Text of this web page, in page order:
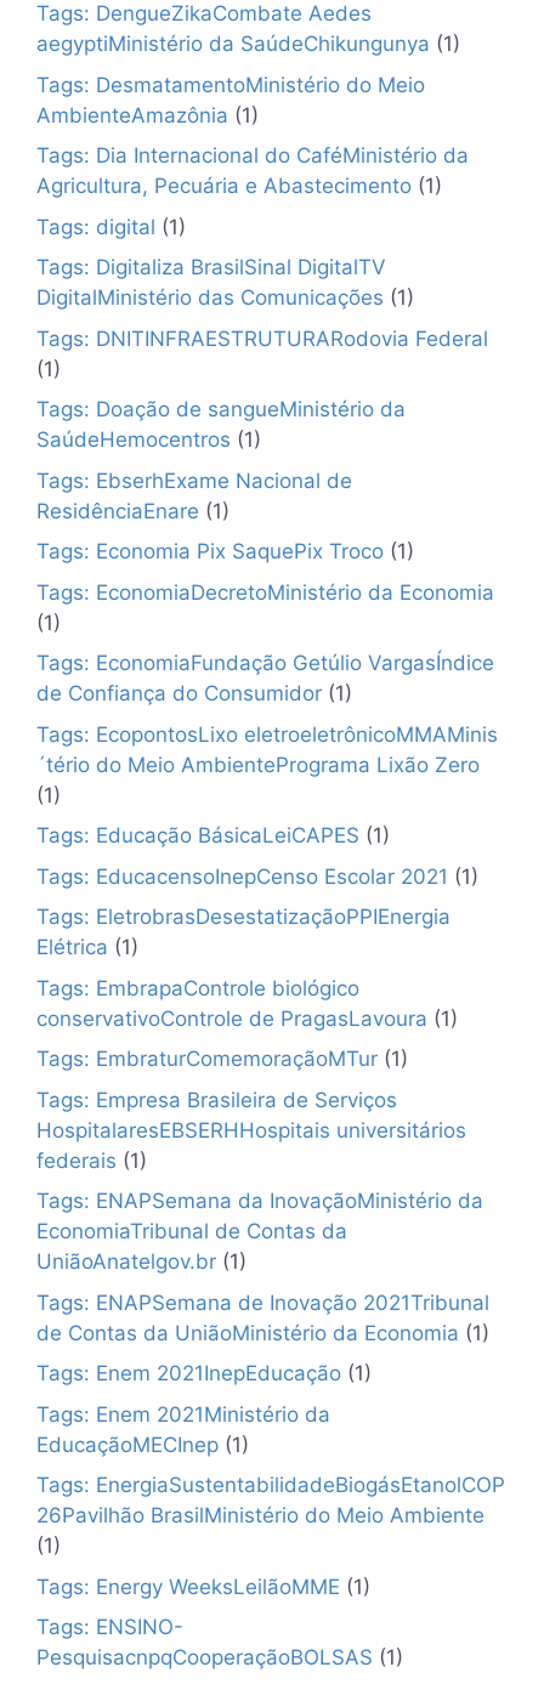
Tags: DengueZikaCombate Aedes
aegyptiMinistério da SaúdeChikungunya (1)
Tags: DesmatamentoMinistério do Meio
AmbienteAmazônia (1)
Tags: Dia Internacional do CaféMinistério da
Agricultura, Pecuária e Abastecimento (1)
Tags: digital (1)
Tags: Digitaliza BrasilSinal DigitalTV
DigitalMinistério das Comunicações (1)
Tags: DNITINFRAESTRUTURARodovia Federal
(1)
Tags: Doação de sangueMinistério da
SaúdeHemocentros (1)
Tags: EbserhExame Nacional de
ResidênciaEnare (1)
Tags: Economia Pix SaquePix Troco (1)
Tags: EconomiaDecretoMinistério da Economia
(1)
Tags: EconomiaFundação Getúlio VargasÍndice
de Confiança do Consumidor (1)
Tags: EcopontosLixo eletroeletrônicoMMAMinis
´tério do Meio AmbientePrograma Lixão Zero
(1)
Tags: Educação BásicaLeiCAPES (1)
Tags: EducacensoInepCenso Escolar 2021 (1)
Tags: EletrobrasDesestatizaçãoPPIEnergia
Elétrica (1)
Tags: EmbrapaControle biológico
conservativoControle de PragasLavoura (1)
Tags: EmbraturComemoraçãoMTur (1)
Tags: Empresa Brasileira de Serviços
HospitalaresEBSERHHospitais universitários
federais (1)
Tags: ENAPSemana da InovaçãoMinistério da
EconomiaTribunal de Contas da
UniãoAnatelgov.br (1)
Tags: ENAPSemana de Inovação 2021Tribunal
de Contas da UniãoMinistério da Economia (1)
Tags: Enem 2021InepEducação (1)
Tags: Enem 2021Ministério da
EducaçãoMECInep (1)
Tags: EnergiaSustentabilidadeBiogásEtanolCOP
26Pavilhão BrasilMinistério do Meio Ambiente
(1)
Tags: Energy WeeksLeilãoMME (1)
Tags: ENSINO-
PesquisacnpqCooperaçãoBOLSAS (1)